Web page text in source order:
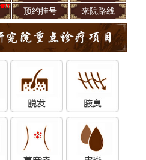
预约挂号 来院路线